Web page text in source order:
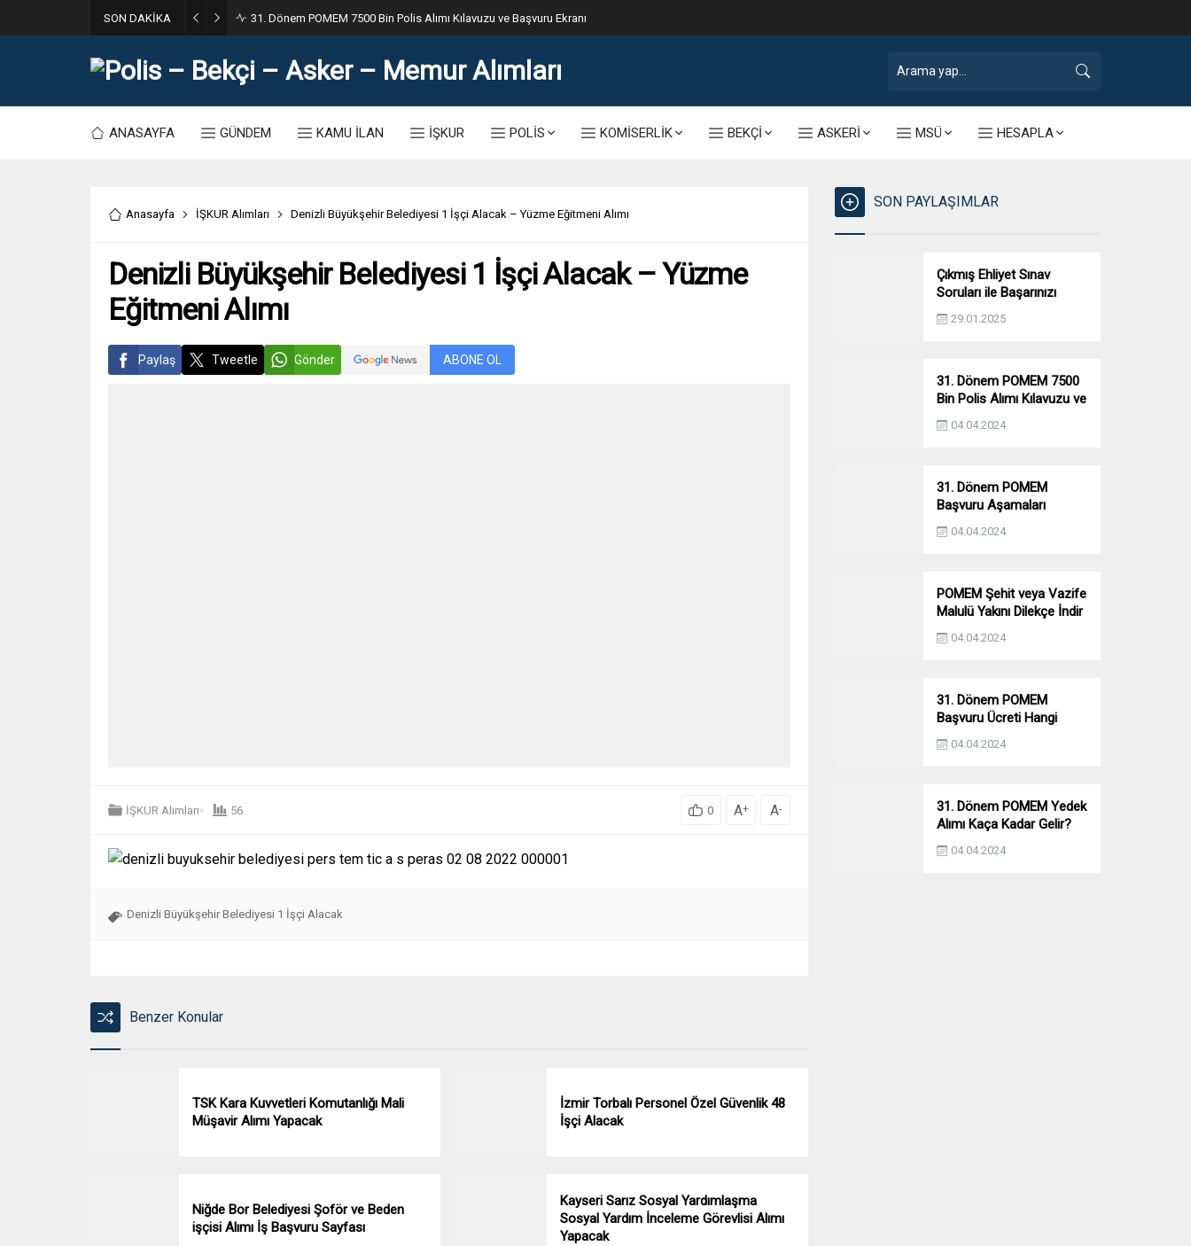
SON DAKİKA 31. Dönem POMEM 7500 Bin Polis Alımı Kılavuzu ve Başvuru Ekranı
ANASAYFA GÜNDEM KAMU İLAN İŞKUR POLİS KOMİSERLİK BEKÇİ ASKERİ MSÜ HESAPLA
Anasayfa İŞKUR Alımları Denizli Büyükşehir Belediyesi 1 İşçi Alacak – Yüzme Eğitmeni Alımı
Denizli Büyükşehir Belediyesi 1 İşçi Alacak – Yüzme
Eğitmeni Alımı
Paylaş Tweetle Gönder ABONE OL
İŞKUR Alımları 56 0 A+ A-
Denizli Büyükşehir Belediyesi 1 İşçi Alacak
Benzer Konular
TSK Kara Kuvvetleri Komutanlığı Mali
Müşavir Alımı Yapacak
İzmir Torbalı Personel Özel Güvenlik 48
İşçi Alacak
Niğde Bor Belediyesi Şoför ve Beden
işçisi Alımı İş Başvuru Sayfası
Kayseri Sarız Sosyal Yardımlaşma
Sosyal Yardım İnceleme Görevlisi Alımı
Yapacak
SON PAYLAŞIMLAR
Çıkmış Ehliyet Sınav
Soruları ile Başarınızı
Artırın!
29.01.2025
31. Dönem POMEM 7500
Bin Polis Alımı Kılavuzu ve
Başvuru Ekranı
04.04.2024
31. Dönem POMEM
Başvuru Aşamaları
Nelerdir? Ön Sağlık –
Parkur – Mülakat
04.04.2024
POMEM Şehit veya Vazife
Malulü Yakını Dilekçe İndir
04.04.2024
31. Dönem POMEM
Başvuru Ücreti Hangi
Bankaya Yatırılacak?
04.04.2024
31. Dönem POMEM Yedek
Alımı Kaça Kadar Gelir?
Yıllara Göre Yedek Alımı
04.04.2024